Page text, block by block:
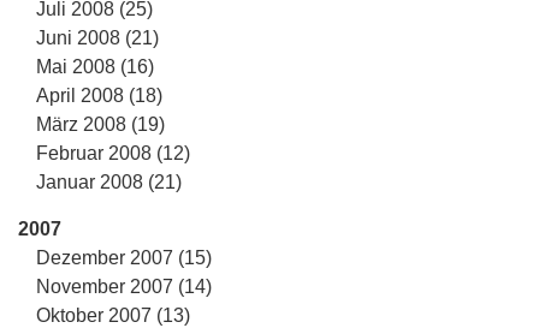
Juli 2008 (25)
Juni 2008 (21)
Mai 2008 (16)
April 2008 (18)
März 2008 (19)
Februar 2008 (12)
Januar 2008 (21)
2007
Dezember 2007 (15)
November 2007 (14)
Oktober 2007 (13)